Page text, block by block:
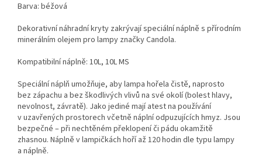
Barva: béžová
Dekorativní náhradní kryty zakrývají speciální náplně s přírodním
minerálním olejem pro lampy značky Candola.
Kompatibilní náplně: 10L, 10L MS
Speciální náplň umožňuje, aby lampa hořela čistě, naprosto
bez zápachu a bez škodlivých vlivů na své okolí (bolest hlavy,
nevolnost, závratě). Jako jediné mají atest na používání
v uzavřených prostorech včetně náplní odpuzujících hmyz. Jsou
bezpečné – při nechtěném překlopení či pádu okamžitě
zhasnou. Náplně v lampičkách hoří až 120 hodin dle typu lampy
a náplně.